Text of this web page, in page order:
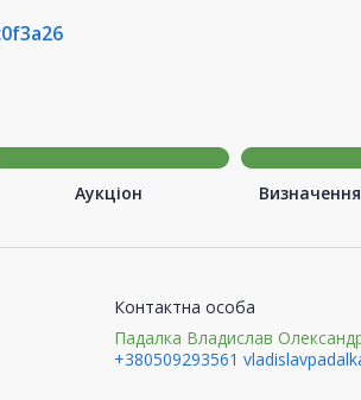
Аукціон
Контактна особа
Падалка Владислав
+380509293561